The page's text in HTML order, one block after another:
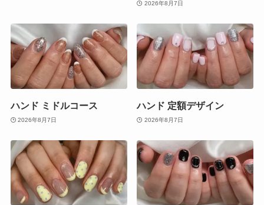
2026年8月7日
ハンド ミドルコース
2026年8月7日
ハンド 定額デザイン
2026年8月7日